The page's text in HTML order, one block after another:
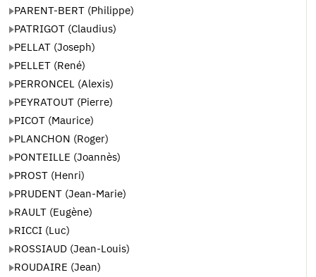
PARENT-BERT (Philippe)
PATRIGOT (Claudius)
PELLAT (Joseph)
PELLET (René)
PERRONCEL (Alexis)
PEYRATOUT (Pierre)
PICOT (Maurice)
PLANCHON (Roger)
PONTEILLE (Joannès)
PROST (Henri)
PRUDENT (Jean-Marie)
RAULT (Eugène)
RICCI (Luc)
ROSSIAUD (Jean-Louis)
ROUDAIRE (Jean)